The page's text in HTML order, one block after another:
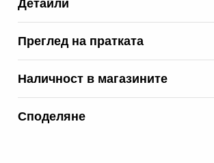
Детайли
Преглед на пратката
Наличност в магазините
Споделяне